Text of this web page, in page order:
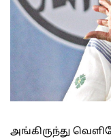
அங்கிருந்து